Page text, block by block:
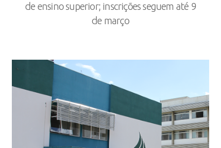
de ensino superior; inscrições seguem até 9
de março